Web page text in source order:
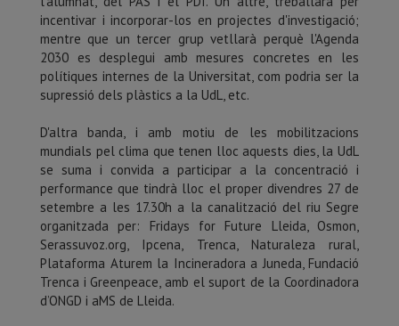
incentivar i incorporar-los en projectes d'investigació;
mentre que un tercer grup vetllarà perquè l'Agenda
2030 es desplegui amb mesures concretes en les
polítiques internes de la Universitat, com podria ser la
supressió dels plàstics a la UdL, etc.
D'altra banda, i amb motiu de les mobilitzacions
mundials pel clima que tenen lloc aquests dies, la UdL
se suma i convida a participar a la concentració i
performance que tindrà lloc el proper divendres 27 de
setembre a les 17.30h a la canalització del riu Segre
organitzada per: Fridays for Future Lleida, Osmon,
Serassuvoz.org, Ipcena, Trenca, Naturaleza rural,
Plataforma Aturem la Incineradora a Juneda, Fundació
Trenca i Greenpeace, amb el suport de la Coordinadora
d’ONGD i aMS de Lleida.